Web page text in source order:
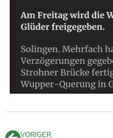
VORIGER